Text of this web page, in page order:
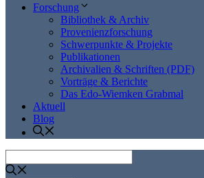
Forschung
Bibliothek & Archiv
Provenienzforschung
Schwerpunkte & Projekte
Publikationen
Archivalien & Schriften (PDF)
Vorträge & Berichte
Das Edo-Wiemken Grabmal
Aktuell
Blog